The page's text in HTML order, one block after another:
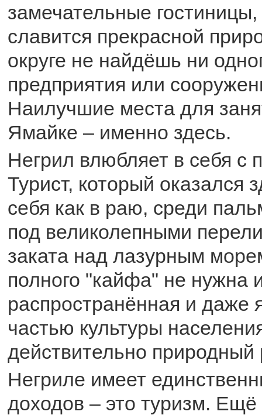
замечательные
славится прекрасной
округе не найдёшь ни
предприятия или
Наилучшие места для
Ямайке – именно здесь.
Негрил влюбляет в себя с
Турист, который оказался
себя как в раю, среди
под великолепными
заката над лазурным
полного "кайфа" не нужна
распространённая и даже
частью культуры
действительно
Негриле имеет
доходов – это туризм. Ещё